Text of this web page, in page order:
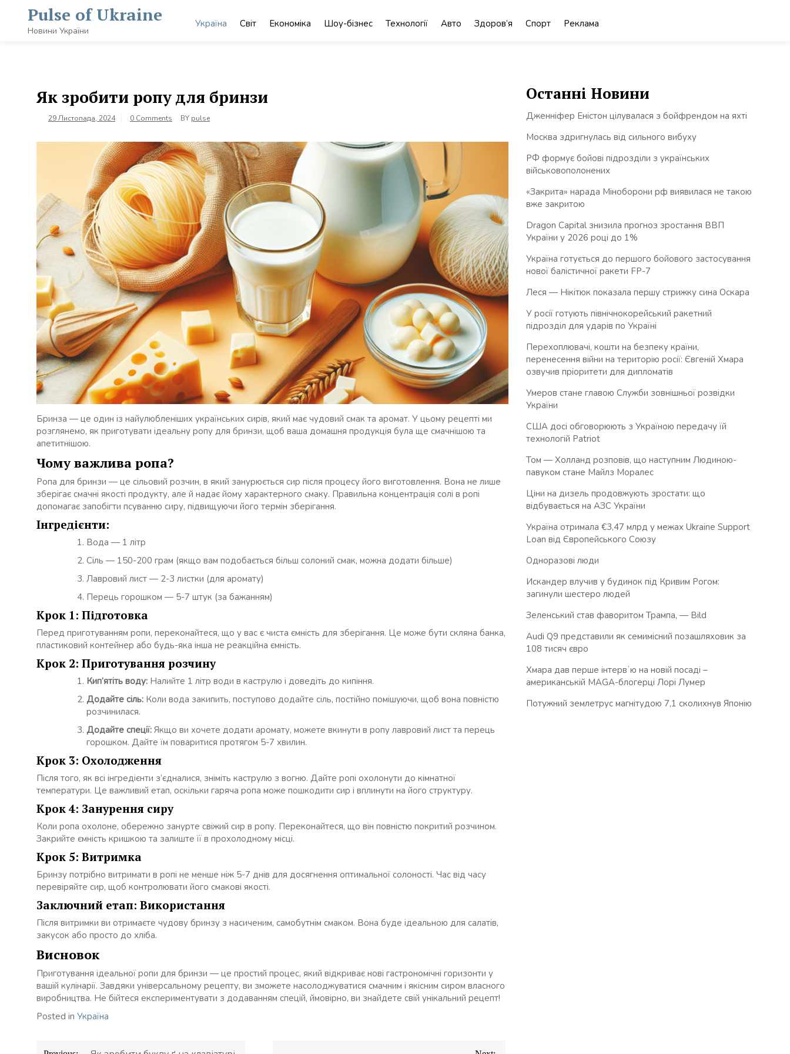
content
Pulse of Ukraine
Новини України
Україна Світ Економіка Шоу-бізнес Технології Авто Здоров’я Спорт Реклама
Як зробити ропу для бринзи
29 Листопада, 2024 0 Comments BY pulse
Бринза — це один із найулюбленіших українських сирів, який має чудовий смак та аромат. У цьому рецепті ми
розглянемо, як приготувати ідеальну ропу для бринзи, щоб ваша домашня продукція була ще смачнішою та
апетитнішою.
Чому важлива ропа?
Ропа для бринзи — це сільовий розчин, в який занурюється сир після процесу його виготовлення. Вона не лише
зберігає смачні якості продукту, але й надає йому характерного смаку. Правильна концентрація солі в ропі
допомагає запобігти псуванню сиру, підвищуючи його термін зберігання.
Інгредієнти:
Вода — 1 літр
Сіль — 150-200 грам (якщо вам подобається більш солоний смак, можна додати більше)
Лавровий лист — 2-3 листки (для аромату)
Перець горошком — 5-7 штук (за бажанням)
Крок 1: Підготовка
Перед приготуванням ропи, переконайтеся, що у вас є чиста ємність для зберігання. Це може бути скляна банка,
пластиковий контейнер або будь-яка інша не реакційна ємність.
Крок 2: Приготування розчину
Кип’ятіть воду: Налийте 1 літр води в каструлю і доведіть до кипіння.
Додайте сіль: Коли вода закипить, поступово додайте сіль, постійно помішуючи, щоб вона повністю
розчинилася.
Додайте спеції: Якщо ви хочете додати аромату, можете вкинути в ропу лавровий лист та перець
горошком. Дайте їм поваритися протягом 5-7 хвилин.
Крок 3: Охолодження
Після того, як всі інгредієнти з’єдналися, зніміть каструлю з вогню. Дайте ропі охолонути до кімнатної
температури. Це важливий етап, оскільки гаряча ропа може пошкодити сир і вплинути на його структуру.
Крок 4: Занурення сиру
Коли ропа охолоне, обережно занурте свіжий сир в ропу. Переконайтеся, що він повністю покритий розчином.
Закрийте ємність кришкою та залиште її в прохолодному місці.
Крок 5: Витримка
Бринзу потрібно витримати в ропі не менше ніж 5-7 днів для досягнення оптимальної солоності. Час від часу
перевіряйте сир, щоб контролювати його смакові якості.
Заключний етап: Використання
Після витримки ви отримаєте чудову бринзу з насиченим, самобутнім смаком. Вона буде ідеальною для салатів,
закусок або просто до хліба.
Висновок
Приготування ідеальної ропи для бринзи — це простий процес, який відкриває нові гастрономічні горизонти у
вашій кулінарії. Завдяки універсальному рецепту, ви зможете насолоджуватися смачним і якісним сиром власного
виробництва. Не бійтеся експериментувати з додаванням спецій, ймовірно, ви знайдете свій унікальний рецепт!
Posted in Україна
Навігація
Останні Новини
Дженніфер Еністон цілувалася з бойфрендом на яхті
Москва здригнулась від сильного вибуху
РФ формує бойові підрозділи з українських
військовополонених
«Закрита» нарада Міноборони рф виявилася не такою
вже закритою
Dragon Capital знизила прогноз зростання ВВП
України у 2026 році до 1%
Україна готується до першого бойового застосування
нової балістичної ракети FP-7
Леся — Нікітюк показала першу стрижку сина Оскара
У росії готують північнокорейський ракетний
підрозділ для ударів по Україні
Перехоплювачі, кошти на безпеку країни,
перенесення війни на територію росії: Євгеній Хмара
озвучив пріоритети для дипломатів
Умеров стане главою Служби зовнішньої розвідки
України
США досі обговорюють з Україною передачу їй
технологій Patriot
Том — Холланд розповів, що наступним Людиною-
павуком стане Майлз Моралес
Ціни на дизель продовжують зростати: що
відбувається на АЗС України
Україна отримала €3,47 млрд у межах Ukraine Support
Loan від Європейського Союзу
Одноразові люди
Искандер влучив у будинок під Кривим Рогом:
загинули шестеро людей
Зеленський став фаворитом Трампа, — Bild
Audi Q9 представили як семимісний позашляховик за
108 тисяч євро
Хмара дав перше інтервʼю на новій посаді –
американській MAGA-блогерці Лорі Лумер
Потужний землетрус магнітудою 7,1 сколихнув Японію